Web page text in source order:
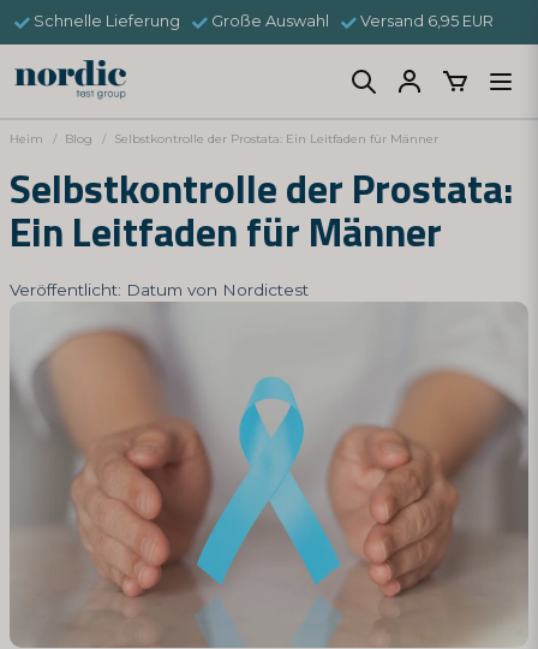
Schnelle Lieferung Große Auswahl Versand 6,95 EUR
Heim Blog Selbstkontrolle der Prostata: Ein Leitfaden für Männer
Selbstkontrolle der Prostata:
Ein Leitfaden für Männer
Veröffentlicht: Datum von Nordictest